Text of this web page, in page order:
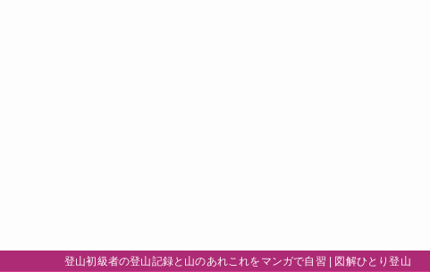
登山初級者の登山記録と山のあれこれをマンガで自習 | 図解ひとり登山